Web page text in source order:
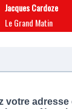
Jacques Cardoze
Le Grand Matin